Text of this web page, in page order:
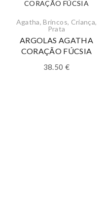
Agatha,Brincos, Criança,
Prata
ARGOLAS AGATHA
CORAÇÃO FÚCSIA
38.50 €